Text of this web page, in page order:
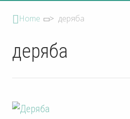
Home > деряба
деряба